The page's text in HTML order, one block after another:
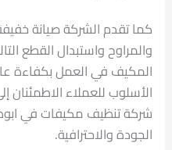
كما تقدم الشركة صيانة
والمراوح واستبدال القطع
المكيف في العمل بكفاءة
الأسلوب للعملاء
شركة تنظيف مكيفات في
الجودة والاحترافية.